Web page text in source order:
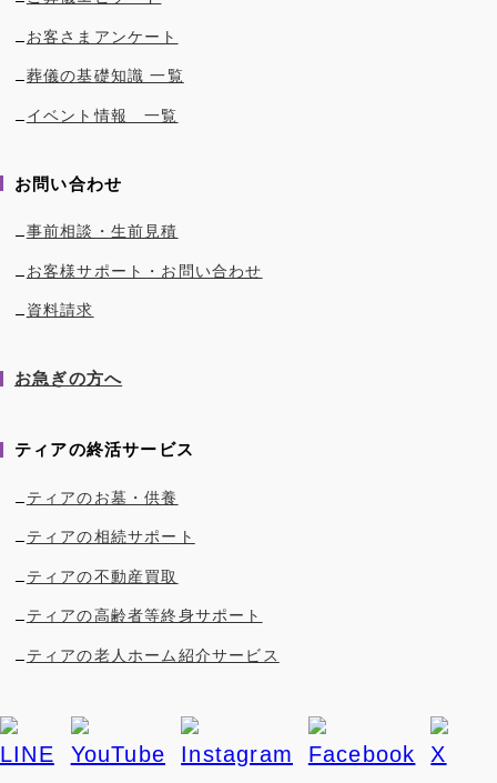
お客さまアンケート
葬儀の基礎知識 一覧
イベント情報 一覧
お問い合わせ
事前相談・生前見積
お客様サポート・お問い合わせ
資料請求
お急ぎの方へ
ティアの終活サービス
ティアのお墓・供養
ティアの相続サポート
ティアの不動産買取
ティアの高齢者等終身サポート
ティアの老人ホーム紹介サービス